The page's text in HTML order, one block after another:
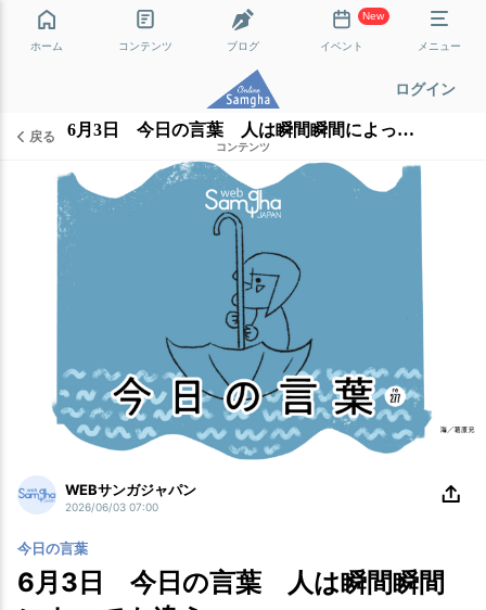
ホーム コンテンツ ブログ
New
イベント メニュー
ログイン
戻る 6月3日 今日の言葉 人は瞬間瞬間によっても違う
コンテンツ
WEBサンガジャパン
2026/06/03 07:00
今日の言葉
6月3日 今日の言葉 人は瞬間瞬間